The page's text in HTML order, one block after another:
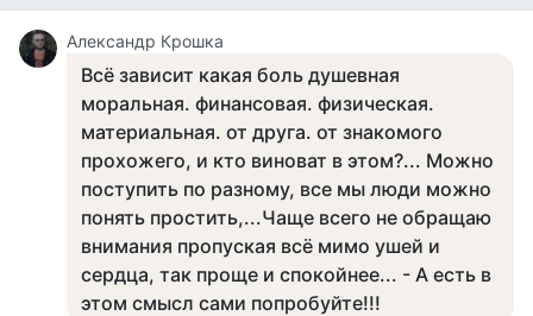
Александр Крошка
Всё зависит какая боль душевная
моральная. финансовая. физическая.
материальная. от друга. от знакомого
прохожего, и кто виноват в этом?... Можно
поступить по разному, все мы люди можно
понять простить,...Чаще всего не обращаю
внимания пропуская всё мимо ушей и
сердца, так проще и спокойнее... - А есть в
этом смысл сами попробуйте!!!